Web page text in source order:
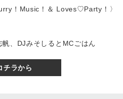
！Music！＆ Loves♡Party！〉
、DJみそしるとMCごはん
チラから